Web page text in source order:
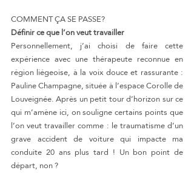
COMMENT ÇA SE PASSE?
Définir ce que l’on veut travailler
Personnellement, j’ai choisi de faire cette
expérience avec une thérapeute reconnue en
région liégeoise, à la voix douce et rassurante :
Pauline Champagne, située à l’espace Corolle de
Louveignée. Après un petit tour d’horizon sur ce
qui m’amène ici, on souligne certains points que
l’on veut travailler comme : le traumatisme d’un
grave accident de voiture qui impacte ma
conduite 20 ans plus tard ! Un bon point de
départ, non ?